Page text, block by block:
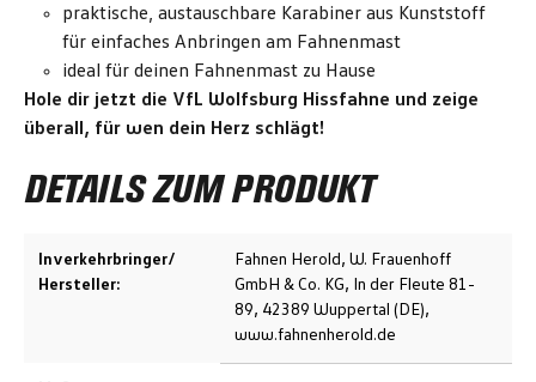
praktische, austauschbare Karabiner aus Kunststoff
für einfaches Anbringen am Fahnenmast
ideal für deinen Fahnenmast zu Hause
Hole dir jetzt die VfL Wolfsburg Hissfahne und zeige
überall, für wen dein Herz schlägt!
DETAILS ZUM PRODUKT
Inverkehrbringer/
Hersteller:
Fahnen Herold, W. Frauenhoff
GmbH & Co. KG, In der Fleute 81-
89, 42389 Wuppertal (DE),
www.fahnenherold.de